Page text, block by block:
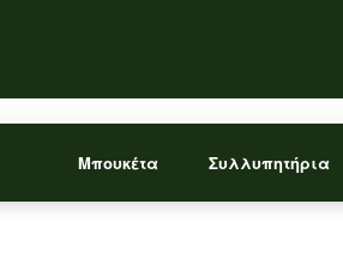
Μπουκέτα Συλλυπητήρια